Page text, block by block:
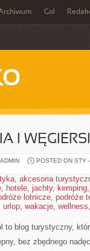
Gol
I
POSTED ON STY
, akcesoria
, hotele, jachty, kemping,
lotnicze, podróże
urlop, wakacje, wellness,
to blog turystyczny,
bez zbędnego